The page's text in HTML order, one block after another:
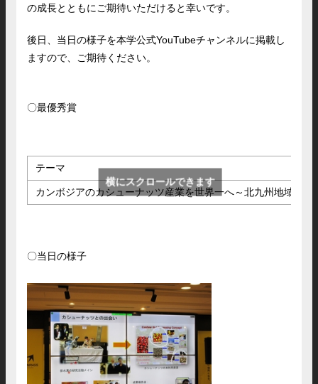
の成長とともにご期待いただけると幸いです。
後日、当日の様子を本学公式YouTubeチャンネルに掲載し
ますので、ご期待ください。
〇最優秀賞
テーマ
カンボジアのカシューナッツ産業を世界一へ～北九州地域と
横にスクロールできます
〇当日の様子